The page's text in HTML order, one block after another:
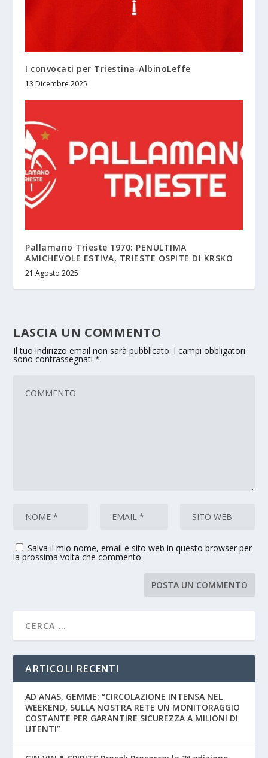
I convocati per Triestina-AlbinoLeffe
13 Dicembre 2025
Pallamano Trieste 1970: PENULTIMA
AMICHEVOLE ESTIVA, TRIESTE OSPITE DI KRSKO
21 Agosto 2025
LASCIA UN COMMENTO
Il tuo indirizzo email non sarà pubblicato. I campi obbligatori
sono contrassegnati*
Salva il mio nome, email e sito web in questo browser per
la prossima volta che commento.
ARTICOLI RECENTI
AD ANAS, GEMME: “CIRCOLAZIONE INTENSA NEL
WEEKEND, SULLA NOSTRA RETE UN MONITORAGGIO
COSTANTE PER GARANTIRE SICUREZZA A MILIONI DI
UTENTI”